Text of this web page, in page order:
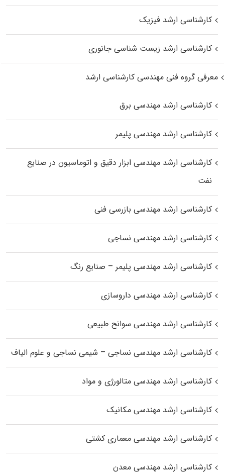
کارشناسی ارشد فیزیک
کارشناسی ارشد زیست‌ شناسی جانوری
معرفی گروه فنی مهندسی کارشناسی ارشد
کارشناسی ارشد مهندسی برق
کارشناسی ارشد مهندسی پلیمر
کارشناسی ارشد مهندسی ابزار دقیق و اتوماسیون در صنایع
نفت
کارشناسی ارشد مهندسی بازرسی فنی
کارشناسی ارشد مهندسی نساجی
کارشناسی ارشد مهندسی پلیمر – صنایع رنگ
کارشناسی ارشد مهندسی داروسازی
کارشناسی ارشد مهندسی سوانح طبیعی
کارشناسی ارشد مهندسی نساجی – شیمی نساجی و علوم الیاف
کارشناسی ارشد مهندسی متالورژی و مواد
کارشناسی ارشد مهندسی مکانیک
کارشناسی ارشد مهندسی معماری کشتی
کارشناسی ارشد مهندسی معدن